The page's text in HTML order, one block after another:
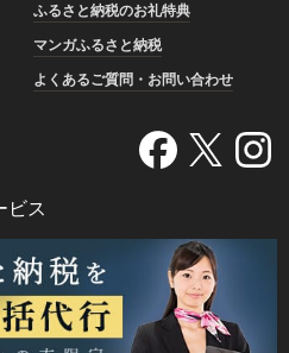
ふるさと納税のお礼特典
マンガふるさと納税
よくあるご質問・お問い合わせ
ビス